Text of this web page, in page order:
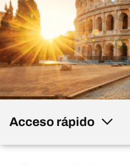
Acceso rápido